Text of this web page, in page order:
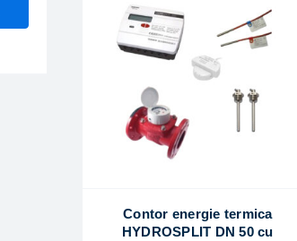
Contor energie termica
HYDROSPLIT DN 50 cu